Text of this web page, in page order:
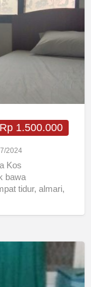
Rp 1.500.000
2024
Kos
bawa
tidur, almari,